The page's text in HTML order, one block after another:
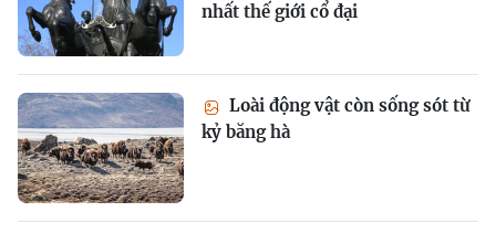
nhất thế giới cổ đại
Loài động vật còn sống sót từ
kỷ băng hà